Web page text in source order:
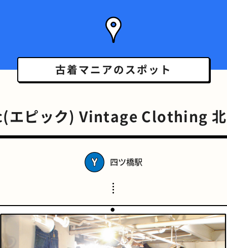
スポーツバー 橋
古着マニアの スポット
エピック) Vintage Clothing
四ツ橋駅